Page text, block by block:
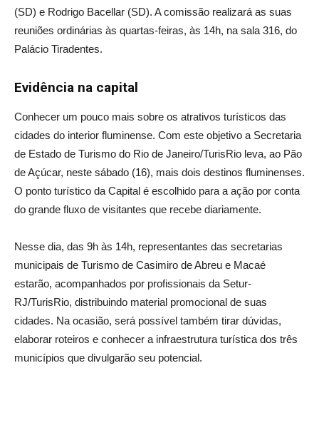
(SD) e Rodrigo Bacellar (SD). A comissão realizará as suas
reuniões ordinárias às quartas-feiras, às 14h, na sala 316, do
Palácio Tiradentes.
Evidência na capital
Conhecer um pouco mais sobre os atrativos turísticos das
cidades do interior fluminense. Com este objetivo a Secretaria
de Estado de Turismo do Rio de Janeiro/TurisRio leva, ao Pão
de Açúcar, neste sábado (16), mais dois destinos fluminenses.
O ponto turístico da Capital é escolhido para a ação por conta
do grande fluxo de visitantes que recebe diariamente.
Nesse dia, das 9h às 14h, representantes das secretarias
municipais de Turismo de Casimiro de Abreu e Macaé
estarão, acompanhados por profissionais da Setur-
RJ/TurisRio, distribuindo material promocional de suas
cidades. Na ocasião, será possível também tirar dúvidas,
elaborar roteiros e conhecer a infraestrutura turística dos três
municípios que divulgarão seu potencial.